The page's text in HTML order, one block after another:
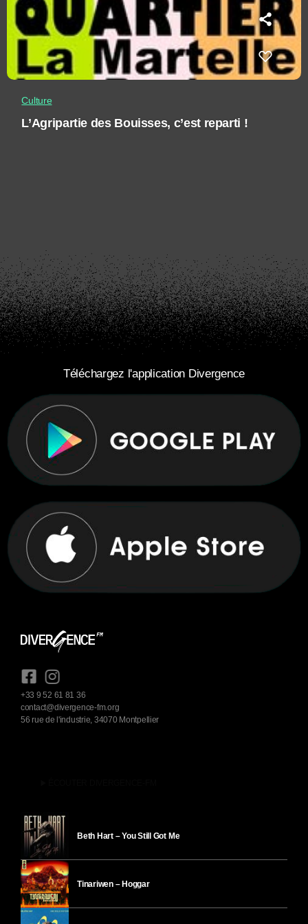
Culture
L’Agripartie des Bouisses, c’est reparti !
Téléchargez l'application Divergence
+33 9 52 61 81 36
contact@divergence-fm.org
56 rue de l'industrie, 34070 Montpellier
Beth Hart – You Still Got Me
Tinariwen – Hoggar